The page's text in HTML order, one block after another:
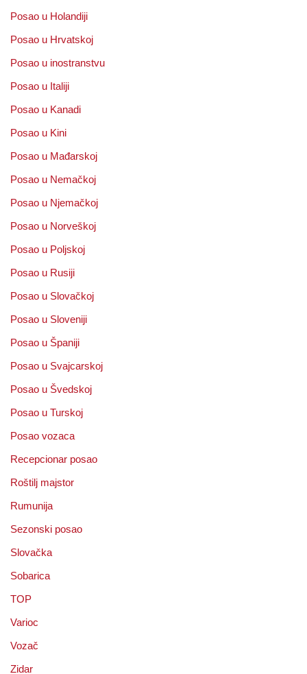
Posao u Holandiji
Posao u Hrvatskoj
Posao u inostranstvu
Posao u Italiji
Posao u Kanadi
Posao u Kini
Posao u Mađarskoj
Posao u Nemačkoj
Posao u Njemačkoj
Posao u Norveškoj
Posao u Poljskoj
Posao u Rusiji
Posao u Slovačkoj
Posao u Sloveniji
Posao u Španiji
Posao u Svajcarskoj
Posao u Švedskoj
Posao u Turskoj
Posao vozaca
Recepcionar posao
Roštilj majstor
Rumunija
Sezonski posao
Slovačka
Sobarica
TOP
Varioc
Vozač
Zidar